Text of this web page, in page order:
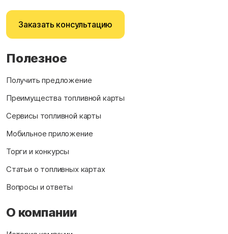
Заказать консультацию
Полезное
Получить предложение
Преимущества топливной карты
Сервисы топливной карты
Мобильное приложение
Торги и конкурсы
Статьи о топливных картах
Вопросы и ответы
О компании